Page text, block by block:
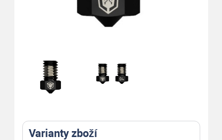
Varianty zboží